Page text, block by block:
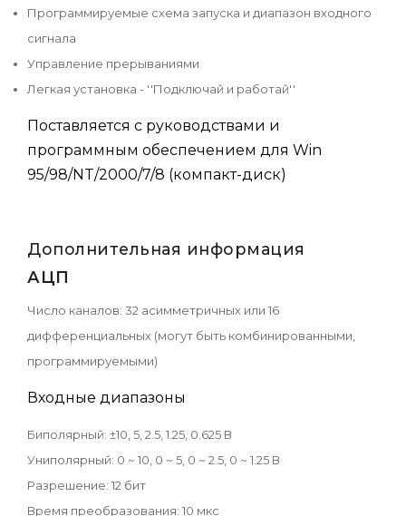
Программируемые схема запуска и диапазон входного
сигнала
Управление прерываниями
Легкая установка - ''Подключай и работай''
Поставляется с руководствами и
программным обеспечением для Win
95/98/NT/2000/7/8 (компакт-диск)
Дополнительная информация
АЦП
Число каналов: 32 асимметричных или 16
дифференциальных (могут быть комбинированными,
программируемыми)
Входные диапазоны
Биполярный: ±10, 5, 2.5, 1.25, 0.625 В
Униполярный: 0 ~ 10, 0 ~ 5, 0 ~ 2.5, 0 ~ 1.25 В
Разрешение: 12 бит
Время преобразования: 10 мкс